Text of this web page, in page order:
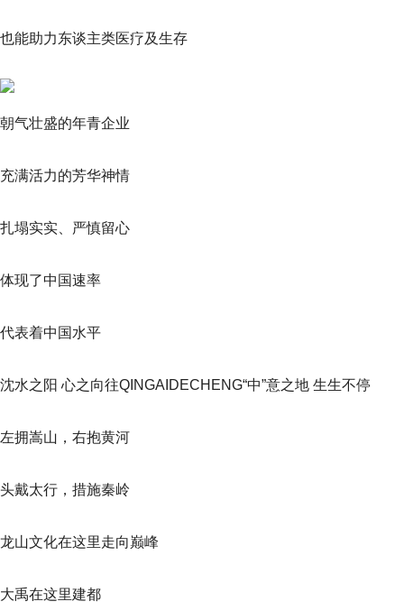
也能助力东谈主类医疗及生存
朝气壮盛的年青企业
充满活力的芳华神情
扎塌实实、严慎留心
体现了中国速率
代表着中国水平
沈水之阳 心之向往QINGAIDECHENG“中”意之地 生生不停
左拥嵩山，右抱黄河
头戴太行，措施秦岭
龙山文化在这里走向巅峰
大禹在这里建都